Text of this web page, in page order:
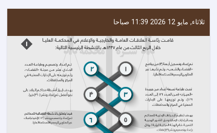
قاضي
القضاة
المحكمة
العليا
إلى
محافظات
قندوز،
بدخشان،
بلخ،
جوزجان،
وبغلان
ثلاثاء, مايو 12 2026 11:39 صباحا